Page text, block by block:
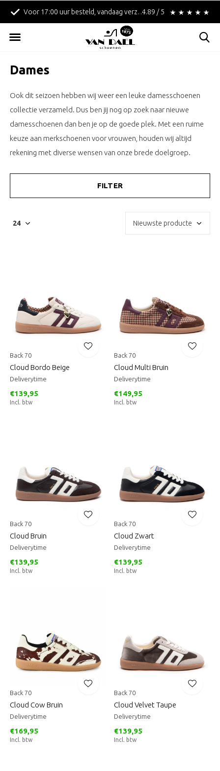
uur besteld, vandaag verzonden! Betaal achteraf met Klarna!
4.89 / 5
Dames
Ook dit seizoen hebben wij weer een leuke damesschoenen
collectie verzameld. Dus ben jij nog op zoek naar nieuwe
damesschoenen dan ben je op de goede plek. Met een ruime
keuze aan merkschoenen voor vrouwen, houden wij altijd
rekening met diverse wensen van onze brede doelgroep.
FILTER
Back 70
Cloud Bordo Beige
Deliverytime
€139,95
Incl. btw
Back 70
Cloud Multi Bruin
Deliverytime
€149,95
Incl. btw
Back 70
Cloud Bruin
Deliverytime
€139,95
Incl. btw
Back 70
Cloud Zwart
Deliverytime
€139,95
Incl. btw
Back 70
Cloud Cow Bruin
Deliverytime
€169,95
Incl. btw
Back 70
Cloud Velvet Taupe
Deliverytime
€139,95
Incl. btw